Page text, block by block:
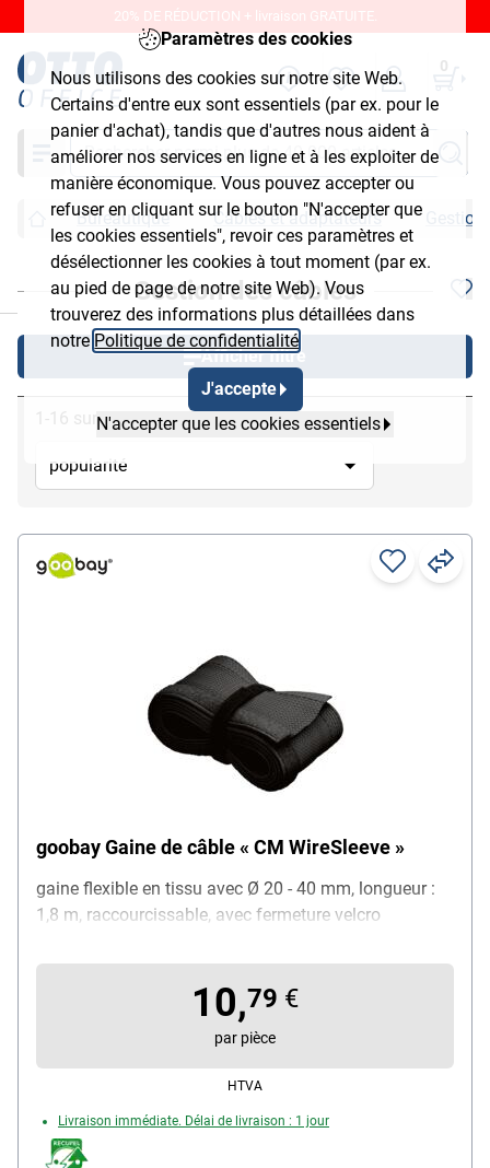
Paramètres des cookies
Nous utilisons des cookies sur notre site Web.
Certains d'entre eux sont essentiels (par ex. pour le
panier d'achat), tandis que d'autres nous aident à
améliorer nos services en ligne et à les exploiter de
manière économique. Vous pouvez accepter ou
refuser en cliquant sur le bouton "N'accepter que
les cookies essentiels", revoir ces paramètres et
désélectionner les cookies à tout moment (par ex.
au pied de page de notre site Web). Vous
trouverez des informations plus détaillées dans
notre Politique de confidentialité
J'accepte
N'accepter que les cookies essentiels
20% DE RÉDUCTION + livraison GRATUITE.
0
Chercher
Bureautique Câbles et adaptateurs
Gestion des câbles
Afficher filtre
1-16 sur 16
goobay Gaine de câble « CM WireSleeve »
gaine flexible en tissu avec Ø 20 - 40 mm, longueur :
1,8 m, raccourcissable, avec fermeture velcro
10,79 €
par pièce
HTVA
Livraison immédiate. Délai de livraison : 1 jour